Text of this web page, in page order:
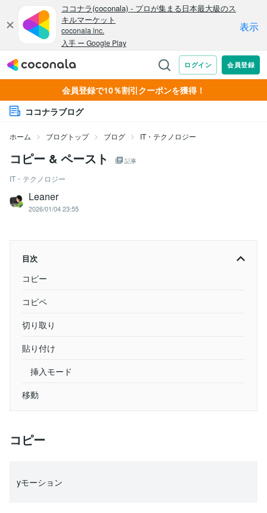
会員登録で10％割引クーポンを獲得！
ココナラブログ
ホーム ブログトップ ブログ IT・テクノロジー
コピー & ペースト 記事
IT・テクノロジー
Leaner
2026/01/04 23:55
目次
コピー
コピペ
切り取り
貼り付け
挿入モード
移動
コピー
yモーション